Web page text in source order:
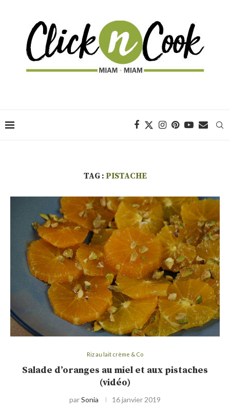
TAG : PISTACHE
Riz au lait crème & Co
Salade d’oranges au miel et aux pistaches
(vidéo)
parSonia 16 janvier 2019